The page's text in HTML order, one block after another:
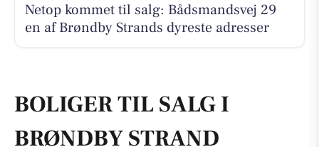
Netop kommet til salg: Bådsmandsvej 29
en af Brøndby Strands dyreste adresser
BOLIGER TIL SALG I
BRØNDBY STRAND